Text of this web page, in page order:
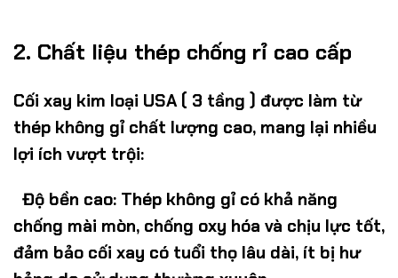
2. Chất liệu thép chống rỉ cao cấp
Cối xay kim loại USA ( 3 tầng ) được làm từ
thép không gỉchất lượng cao, mang lại nhiều
lợi ích vượt trội:
Độ bền cao: Thép không gỉ có khả năng
chống mài mòn, chống oxy hóa và chịu lực tốt,
đảm bảo cối xay có tuổi thọ lâu dài, ít bị hư